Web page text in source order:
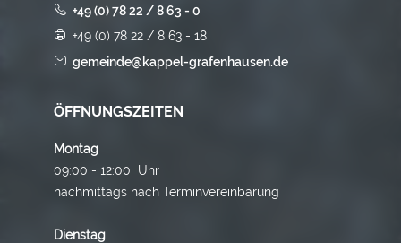
+49 (0) 78 22 / 8 63 - 0
+49 (0) 78 22 / 8 63 - 18
gemeinde@kappel-grafenhausen.de
ÖFFNUNGSZEITEN
Montag
09:00 - 12:00 Uhr
nachmittags nach Terminvereinbarung
Dienstag